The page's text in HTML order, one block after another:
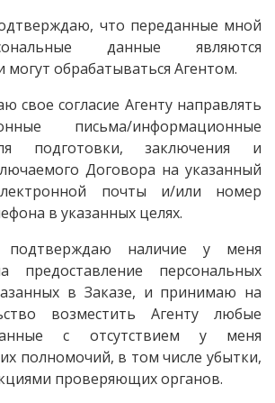
что переданные мной
данные являются
обрабатываться Агентом.
свое согласие Агенту направлять
письма/информационные
подготовки, заключения и
Договора на указанный
почты и/или номер
в указанных целях.
наличие у меня
предоставление персональных
в Заказе, и принимаю на
возместить Агенту любые
с отсутствием у меня
полномочий, в том числе убытки,
проверяющих органов.